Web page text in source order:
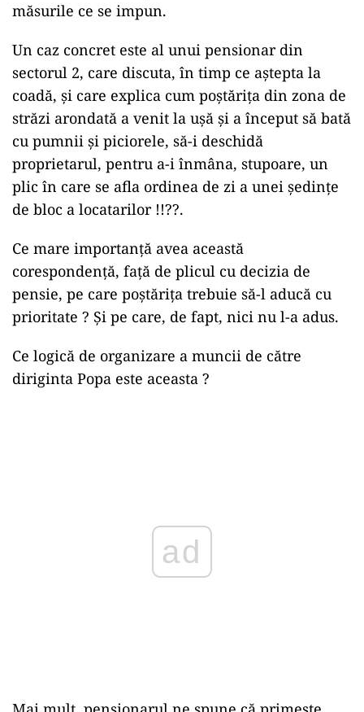
măsurile ce se impun.
Un caz concret este al unui pensionar din
sectorul 2, care discuta, în timp ce aștepta la
coadă, și care explica cum poștărița din zona de
străzi arondată a venit la ușă și a început să bată
cu pumnii și piciorele, să-i deschidă
proprietarul, pentru a-i înmâna, stupoare, un
plic în care se afla ordinea de zi a unei ședințe
de bloc a locatarilor !!??.
Ce mare importanță avea această
corespondență, față de plicul cu decizia de
pensie, pe care poștărița trebuie să-l aducă cu
prioritate ? Și pe care, de fapt, nici nu l-a adus.
Ce logică de organizare a muncii de către
diriginta Popa este aceasta ?
ad